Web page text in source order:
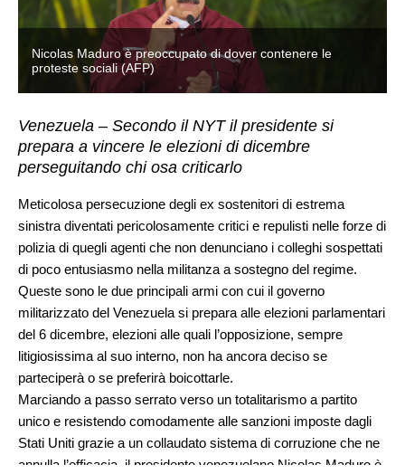
Nicolas Maduro è preoccupato di dover contenere le
proteste sociali (AFP)
Venezuela – Secondo il NYT il presidente si
prepara a vincere le elezioni di dicembre
perseguitando chi osa criticarlo
Meticolosa persecuzione degli ex sostenitori di estrema
sinistra diventati pericolosamente critici e repulisti nelle forze di
polizia di quegli agenti che non denunciano i colleghi sospettati
di poco entusiasmo nella militanza a sostegno del regime.
Queste sono le due principali armi con cui il governo
militarizzato del Venezuela si prepara alle elezioni parlamentari
del 6 dicembre, elezioni alle quali l’opposizione, sempre
litigiosissima al suo interno, non ha ancora deciso se
parteciperà o se preferirà boicottarle.
Marciando a passo serrato verso un totalitarismo a partito
unico e resistendo comodamente alle sanzioni imposte dagli
Stati Uniti grazie a un collaudato sistema di corruzione che ne
annulla l’efficacia, il presidente venezuelano Nicolas Maduro è